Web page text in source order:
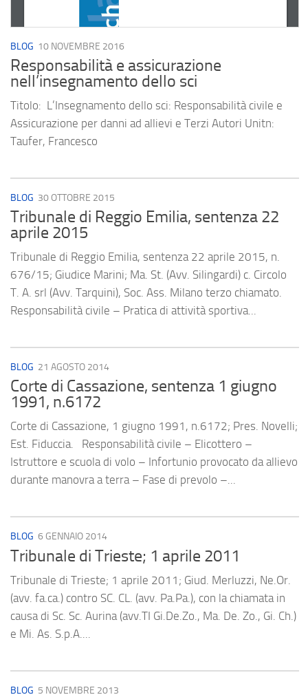
BLOG 10 NOVEMBRE 2016
Responsabilità e assicurazione
nell’insegnamento dello sci
Titolo: L’Insegnamento dello sci: Responsabilità civile e
Assicurazione per danni ad allievi e Terzi Autori Unitn:
Taufer, Francesco
BLOG 30 OTTOBRE 2015
Tribunale di Reggio Emilia, sentenza 22
aprile 2015
Tribunale di Reggio Emilia, sentenza 22 aprile 2015, n.
676/15; Giudice Marini; Ma. St. (Avv. Silingardi) c. Circolo
T. A. srl (Avv. Tarquini), Soc. Ass. Milano terzo chiamato.
Responsabilità civile – Pratica di attività sportiva...
BLOG 21 AGOSTO 2014
Corte di Cassazione, sentenza 1 giugno
1991, n.6172
Corte di Cassazione, 1 giugno 1991, n.6172; Pres. Novelli;
Est. Fiduccia. Responsabilità civile – Elicottero –
Istruttore e scuola di volo – Infortunio provocato da allievo
durante manovra a terra – Fase di prevolo –...
BLOG 6 GENNAIO 2014
Tribunale di Trieste; 1 aprile 2011
Tribunale di Trieste; 1 aprile 2011; Giud. Merluzzi, Ne.Or.
(avv. fa.ca.) contro SC. CL. (avv. Pa.Pa.), con la chiamata in
causa di Sc. Sc. Aurina (avv.TI Gi.De.Zo., Ma. De. Zo., Gi. Ch.)
e Mi. As. S.p.A....
BLOG 5 NOVEMBRE 2013